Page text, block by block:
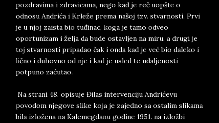
pozdravima i zdravicama, nego kad je reč uopšte o
odnosu Andrića i Krleže prema našoj tzv. stvarnosti. Prvi
je u njoj zaista bio tuđinac, koga je tamo odveo
oportunizam i želja da bude ostavljen na miru, a drugi je
toj stvarnosti pripadao čak i onda kad je već bio daleko i
lično i duhovno od nje i kad je usled te udaljenosti
potpuno zaćutao.
Na strani 48. opisuje Đilas intervenciju Andrićevu
povodom njegove slike koja je zajedno sa ostalim slikama
bila izložena na Kalemegdanu godine 1951. na izložbi